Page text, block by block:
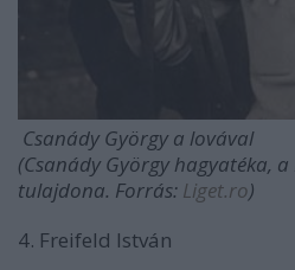
Csanády György a lovával
(Csanády György hagyatéka,
tulajdona. Forrás: Liget.ro)
4. Freifeld István